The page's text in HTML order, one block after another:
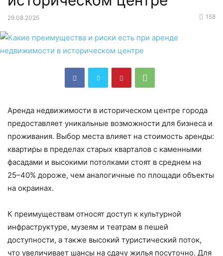
29.08.2025 158
Аренда недвижимости в историческом центре города
предоставляет уникальные возможности для бизнеса и
проживания. Выбор места влияет на стоимость аренды:
квартиры в пределах старых кварталов с каменными
фасадами и высокими потолками стоят в среднем на
25–40% дороже, чем аналогичные по площади объекты
на окраинах.
К преимуществам относят доступ к культурной
инфраструктуре, музеям и театрам в пешей
доступности, а также высокий туристический поток,
что увеличивает шансы на сдачу жилья посуточно. Для